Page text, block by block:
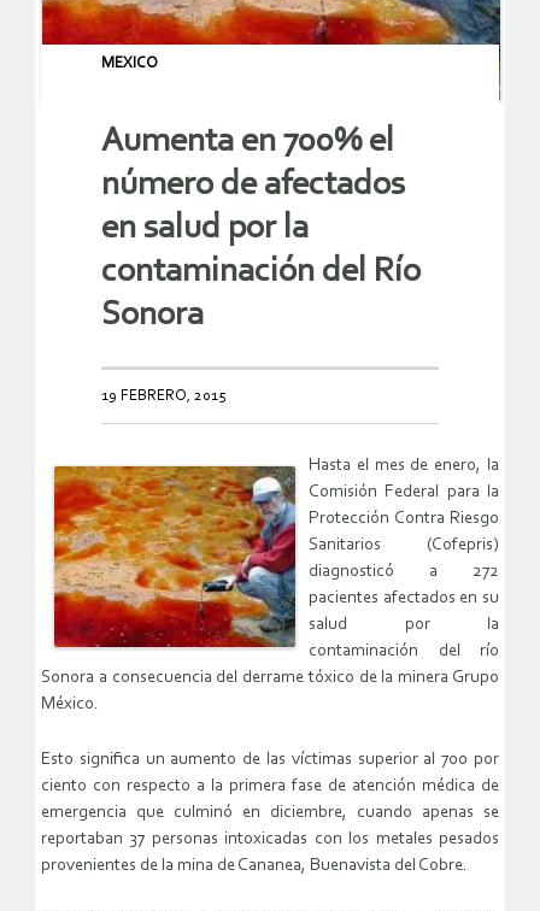
MEXICO
Aumenta en 700% el
número de afectados
en salud por la
contaminación del Río
Sonora
19 FEBRERO, 2015
Hasta el mes de enero, la
Comisión Federal para la
Protección Contra Riesgo
Sanitarios (Cofepris)
diagnosticó a 272
pacientes afectados en su
salud por la
contaminación del río
Sonora a consecuencia del derrame tóxico de la minera Grupo
México.
Esto significa un aumento de las víctimas superior al 700 por
ciento con respecto a la primera fase de atención médica de
emergencia que culminó en diciembre, cuando apenas se
reportaban 37 personas intoxicadas con los metales pesados
provenientes de la mina de Cananea, Buenavista del Cobre.